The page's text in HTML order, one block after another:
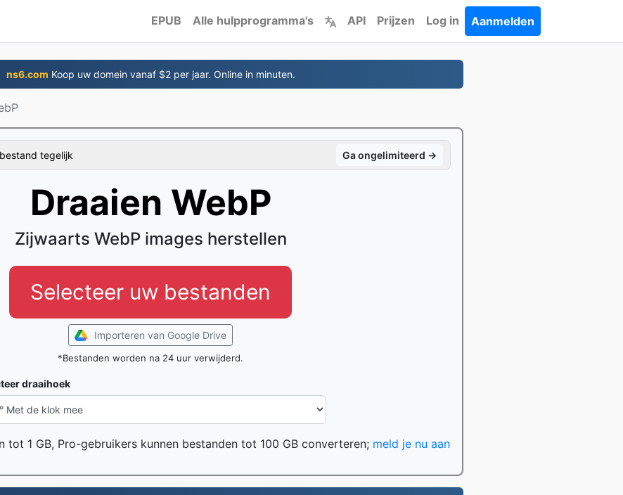
EPUB Alle hulpprogramma's API Prijzen Log in Aanmelden
ns6.com Koop uw domein vanaf $2 per jaar. Online in minuten.
tegelijk Ga ongelimiteerd →
Draaien WebP
Zijwaarts WebP images herstellen
Selecteer uw bestanden
Importeren van Google Drive
*Bestanden worden na 24 uur verwijderd.
draaihoek
tot 1 GB, Pro-gebruikers kunnen bestanden tot 100 GB converteren; meld je nu aan